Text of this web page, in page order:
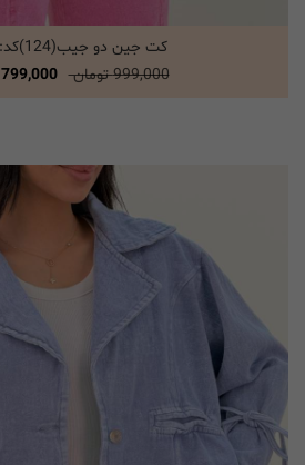
انتخاب گزینه ها
کت جین دو جیب(124)کد:7478
999,000 تومان
799,000 تومان